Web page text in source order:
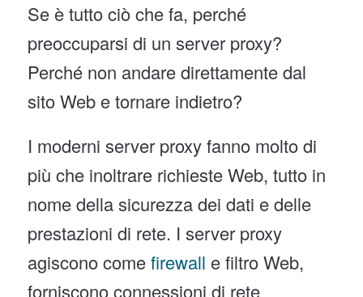
Se è tutto ciò che fa, perché
preoccuparsi di un server proxy?
Perché non andare direttamente dal
sito Web e tornare indietro?
I moderni server proxy fanno molto di
più che inoltrare richieste Web, tutto in
nome della sicurezza dei dati e delle
prestazioni di rete. I server proxy
agiscono comefirewall e filtro Web,
forniscono connessioni di rete